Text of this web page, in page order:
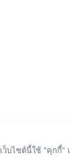
เว็บไซต์นี้ใช้ "คุกกี้